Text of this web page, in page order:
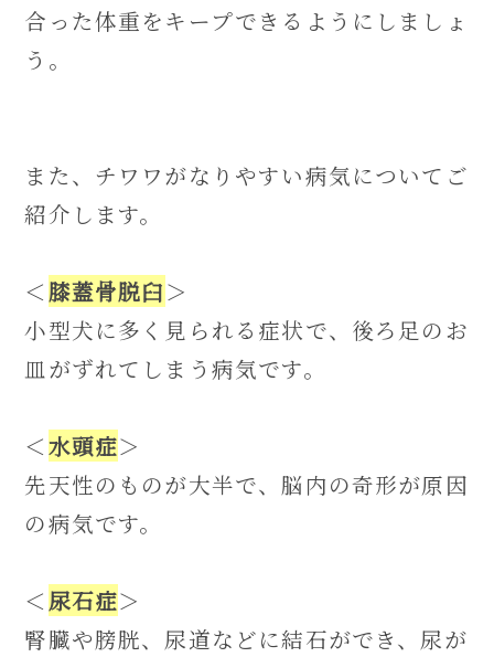
合った体重をキープできるようにしましょ
う。
また、チワワがなりやすい病気についてご
紹介します。
＜ 膝蓋骨脱臼＞
小型犬に多く見られる症状で、後ろ足のお
皿がずれてしまう病気です。
＜水頭症＞
先天性のものが大半で、脳内の奇形が原因
の病気です。
＜ 尿石症＞
腎臓や膀胱、尿道などに結石ができ、尿が